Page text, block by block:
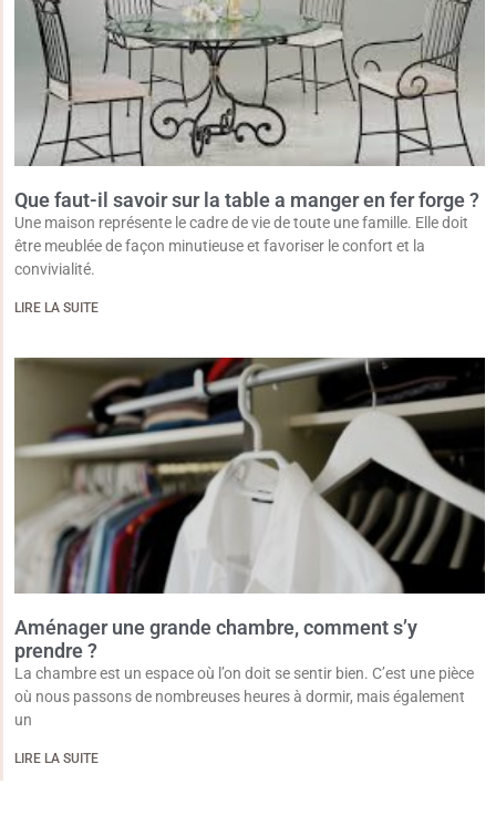
Que faut-il savoir sur la table a manger en fer forge ?
Une maison représente le cadre de vie de toute une famille. Elle doit
être meublée de façon minutieuse et favoriser le confort et la
convivialité.
LIRE LA SUITE
Aménager une grande chambre, comment s’y
prendre ?
La chambre est un espace où l’on doit se sentir bien. C’est une pièce
où nous passons de nombreuses heures à dormir, mais également
un
LIRE LA SUITE